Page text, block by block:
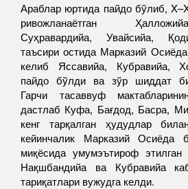
Араблар юртида пайдо бўлиб,
ривожланаётган
Суҳравардийа, Увайсийа,
таъсири остида Марказий
келиб Яссавийа, Кубравийа,
пайдо бўлди ва зўр шиддат
Гарчи тасаввуф
дастлаб Куфа, Бағдод, Басра,
кенг тарқалган ҳудудлар
кейинчалик Марказий Осиёда
миқёсида умумэътироф
Нақшбандийа ва Кубравийа
тариқатлари вужудга келди.